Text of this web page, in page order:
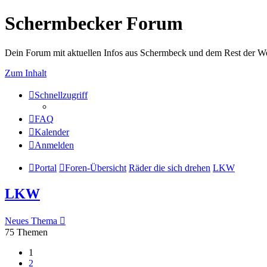
Schermbecker Forum
Dein Forum mit aktuellen Infos aus Schermbeck und dem Rest der
Zum Inhalt
Schnellzugriff
FAQ
Kalender
Anmelden
Portal Foren-Übersicht Räder die sich drehen LKW
LKW
Neues Thema
75 Themen
1
2